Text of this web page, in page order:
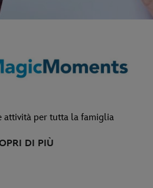
attività per tutta la famiglia
DI PIÙ